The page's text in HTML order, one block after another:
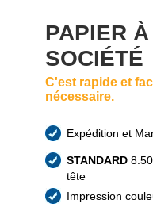
PAPIER
SOCIÉTÉ
C'est rapide et
nécessaire.
Expédition et
STANDARD
tête
Impression